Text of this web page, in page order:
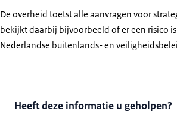
De overheid toetst alle aanvragen voor
bekijkt daarbij bijvoorbeeld of er een risico
Nederlandse buitenlands- en
Heeft deze informatie u geholpen?